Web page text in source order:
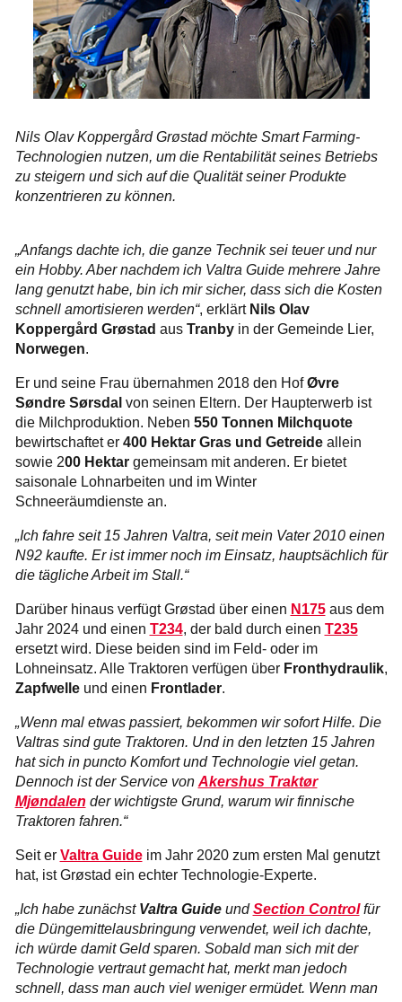
Nils Olav Koppergård Grøstad möchte Smart Farming-
Technologien nutzen, um die Rentabilität seines Betriebs
zu steigern und sich auf die Qualität seiner Produkte
konzentrieren zu können.
„Anfangs dachte ich, die ganze Technik sei teuer und nur
ein Hobby. Aber nachdem ich Valtra Guide mehrere Jahre
lang genutzt habe, bin ich mir sicher, dass sich die Kosten
schnell amortisieren werden“, erklärt Nils Olav
Koppergård Grøstad aus Tranby in der Gemeinde Lier,
Norwegen.
Er und seine Frau übernahmen 2018 den HofØvre
Søndre Sørsdal von seinen Eltern. Der Haupterwerb ist
die Milchproduktion. Neben 550 Tonnen Milchquote
bewirtschaftet er 400 Hektar Gras und Getreideallein
sowie 200 Hektargemeinsam mit anderen. Er bietet
saisonale Lohnarbeiten und im Winter
Schneeräumdienste an.
„Ich fahre seit 15 Jahren Valtra, seit mein Vater 2010 einen
N92 kaufte. Er ist immer noch im Einsatz, hauptsächlich für
die tägliche Arbeit im Stall.“
Darüber hinaus verfügt Grøstad über einen N175 aus dem
Jahr 2024 und einen T234, der bald durch einen T235
ersetzt wird. Diese beiden sind im Feld- oder im
Lohneinsatz. Alle Traktoren verfügen über Fronthydraulik,
Zapfwelle und einen Frontlader.
„Wenn mal etwas passiert, bekommen wir sofort Hilfe. Die
Valtras sind gute Traktoren. Und in den letzten 15 Jahren
hat sich in puncto Komfort und Technologie viel getan.
Dennoch ist der Service von Akershus Traktør
Mjøndalen der wichtigste Grund, warum wir finnische
Traktoren fahren.“
Seit er Valtra Guideim Jahr 2020 zum ersten Mal genutzt
hat, ist Grøstad ein echter Technologie-Experte.
„Ich habe zunächstValtra GuideundSection Control für
die Düngemittelausbringung verwendet, weil ich dachte,
ich würde damit Geld sparen. Sobald man sich mit der
Technologie vertraut gemacht hat, merkt man jedoch
schnell, dass man auch viel weniger ermüdet. Wenn man